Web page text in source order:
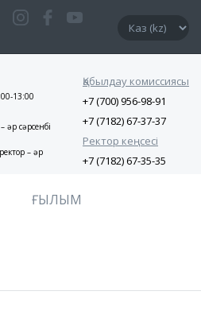
13:00
әр сәрсенбі
– әр
Қабылдау комиссиясы
+7 (700) 956-98-91
+7 (7182) 67-37-37
Ректор кеңсесі
+7 (7182) 67-35-35
ҒЫЛЫМ